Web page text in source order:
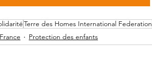
Terre des Homes International Federation
Protection des enfants